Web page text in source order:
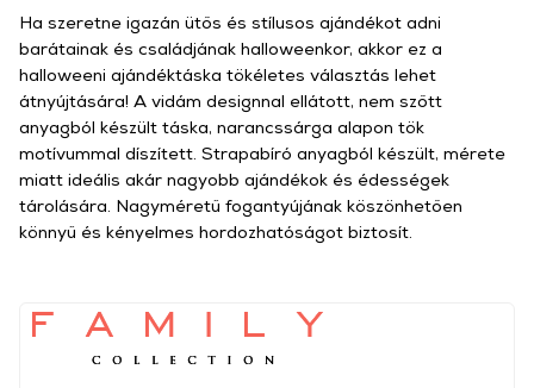
Ha szeretne igazán ütős és stílusos ajándékot adni
barátainak és családjának halloweenkor, akkor ez a
halloweeni ajándéktáska tökéletes választás lehet
átnyújtására! A vidám designnal ellátott, nem szőtt
anyagból készült táska, narancssárga alapon tök
motívummal díszített. Strapabíró anyagból készült, mérete
miatt ideális akár nagyobb ajándékok és édességek
tárolására. Nagyméretű fogantyújának köszönhetően
könnyű és kényelmes hordozhatóságot biztosít.